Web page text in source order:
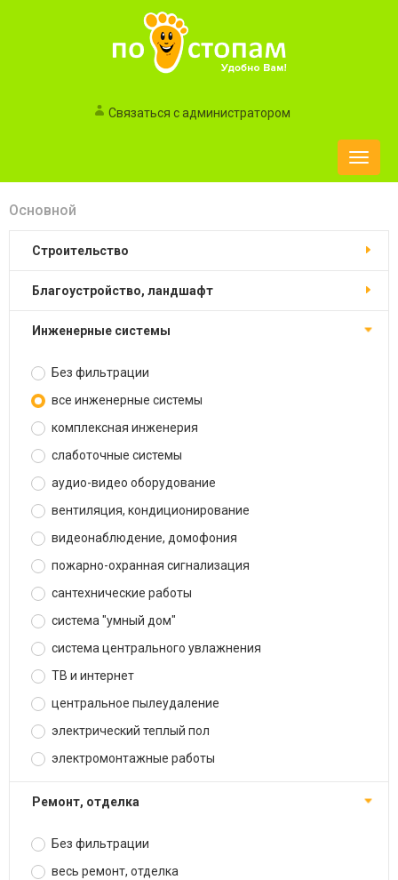
Связаться с администратором
Toggle
Основной
строительство
благоустройство, ландшафт
инженерные системы
Без фильтрации
все инженерные системы
комплексная инженерия
слаботочные системы
аудио-видео оборудование
вентиляция, кондиционирование
видеонаблюдение, домофония
пожарно-охранная сигнализация
сантехнические работы
система "умный дом"
система центрального увлажнения
ТВ и интернет
центральное пылеудаление
электрический теплый пол
электромонтажные работы
ремонт, отделка
Без фильтрации
весь ремонт, отделка